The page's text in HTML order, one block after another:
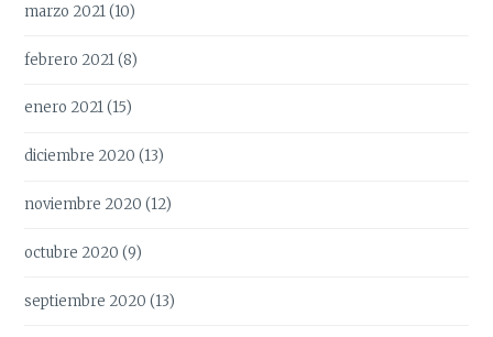
marzo 2021(10)
febrero 2021(8)
enero 2021(15)
diciembre 2020 (13)
noviembre 2020 (12)
octubre 2020 (9)
septiembre 2020 (13)